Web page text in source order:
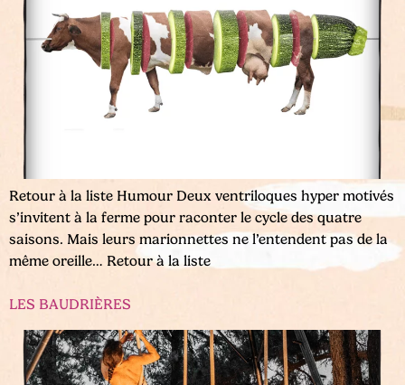
Retour à la liste Humour Deux ventriloques hyper motivés
s’invitent à la ferme pour raconter le cycle des quatre
saisons. Mais leurs marionnettes ne l’entendent pas de la
même oreille… Retour à la liste
LES BAUDRIÈRES